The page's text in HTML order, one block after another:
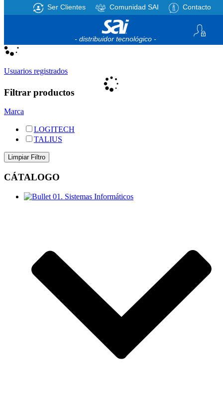
Ser Clientes Comunidad SAI Contacto
- distribuidor tecnológico -
Registro/Iniciar sesión
Usuarios registrados
Filtrar productos
Marca
LOGITECH
TALIUS
CÁTALOGO
01. Sistemas Informáticos